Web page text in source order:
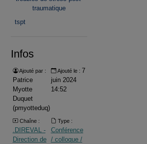
traumatique
tspt
Infos
Ajouté par :
Patrice
Myotte
Duquet
(pmyotteduq)
Ajouté le : 7
juin 2024
14:52
Chaîne :
.DIREVAL -
Direction de
Type :
Conférence
/ colloque /